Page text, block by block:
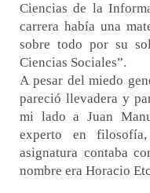
Ciencias de la
carrera había una
sobre todo por su
Ciencias Sociales”.
A pesar del miedo
pareció llevadera y
mi lado a Juan
experto en
asignatura contaba
nombre era Horacio